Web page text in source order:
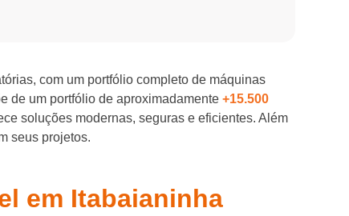
com um portfólio completo de máquinas
de um portfólio de aproximadamente+15.500
soluções modernas, seguras e eficientes. Além
seus projetos.
em Itabaianinha